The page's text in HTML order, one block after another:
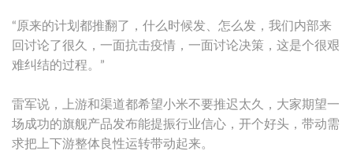
“原来的计划都推翻了，什么时候发、怎么发，我们内部来
回讨论了很久，一面抗击疫情，一面讨论决策，这是个很艰
难纠结的过程。”
雷军说，上游和渠道都希望小米不要推迟太久，大家期望一
场成功的旗舰产品发布能提振行业信心，开个好头，带动需
求把上下游整体良性运转带动起来。